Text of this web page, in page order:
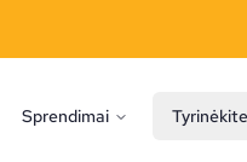
Sprendimai